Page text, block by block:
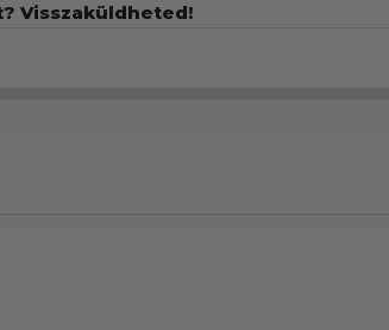
Visszaküldheted!